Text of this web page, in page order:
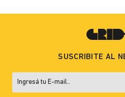
SUSCRIBITE AL